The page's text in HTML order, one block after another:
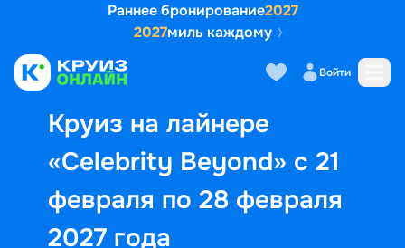
Раннее бронирование2027
2027миль каждому
Войти
Круиз на лайнере
«Celebrity Beyond» с 21
февраля по 28 февраля
2027 года
Выбор кают Маршрут и